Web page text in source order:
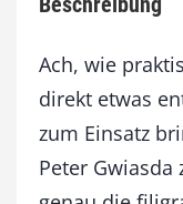
n
d
e
Ach, wie
direkt etwas
zum Einsatz
Peter